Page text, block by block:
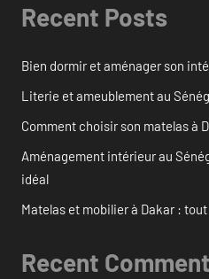
Recent Posts
Bien dormir et aménager son
Literie et ameublement au
Comment choisir son matelas à
Aménagement intérieur au
idéal
Matelas et mobilier à Dakar :
Recent